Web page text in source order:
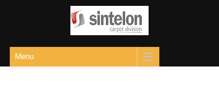
Sintelon
Menu